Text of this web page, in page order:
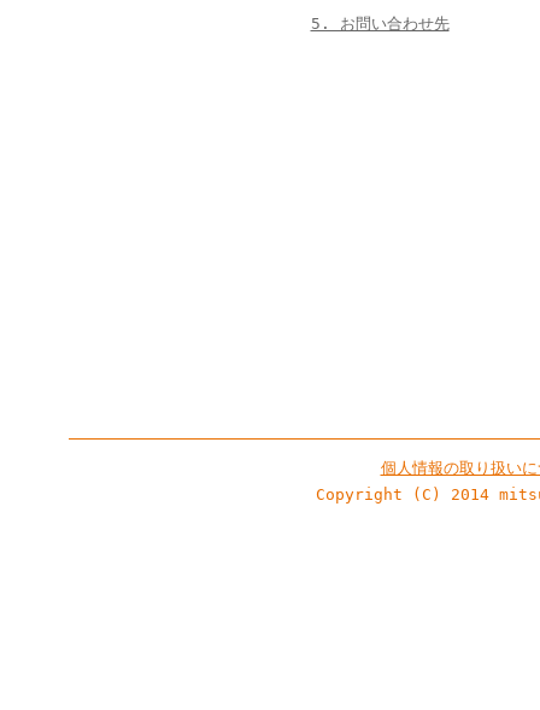
5. お問い合わせ先
個人情報の取り扱い
Copyright (C) 2014